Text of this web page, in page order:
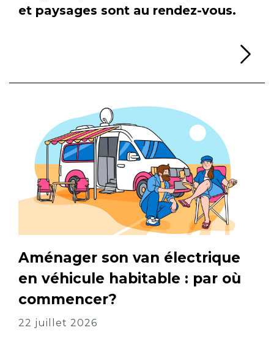
et paysages sont au rendez-vous.
Aménager son van électrique
en véhicule habitable : par où
commencer?
22 juillet 2026